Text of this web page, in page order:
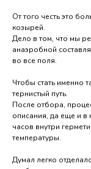
От того честь это
козырей.
Дело в том, что мы
анаэробной
во все поля.
Чтобы стать именно
тернистый путь.
После отбора,
описания, да еще и в
часов внутри
температуры.
Думал легко